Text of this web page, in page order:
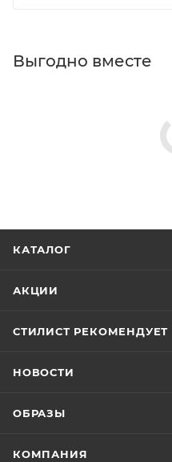
Выгодно вместе
КАТАЛОГ
АКЦИИ
СТИЛИСТ РЕКОМЕНДУЕТ
НОВОСТИ
ОБРАЗЫ
КОМПАНИЯ